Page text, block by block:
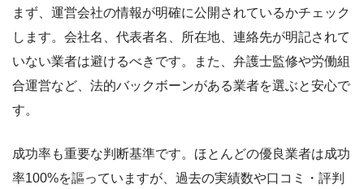
まず、運営会社の情報が明確に公開されているかチェック
します。会社名、代表者名、所在地、連絡先が明記されて
いない業者は避けるべきです。また、弁護士監修や労働組
合運営など、法的バックボーンがある業者を選ぶと安心で
す。
成功率も重要な判断基準です。ほとんどの優良業者は成功
率100%を謳っていますが、過去の実績数や口コミ・評判